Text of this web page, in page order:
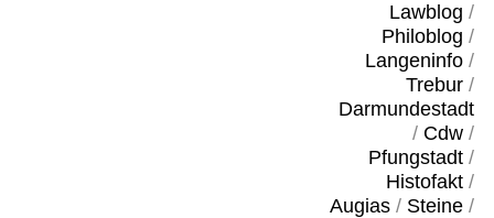
Lawblog /
Philoblog /
Langeninfo/
Trebur/
Darmundestadt
/ Cdw/
Pfungstadt/
Histofakt/
Augias/ Steine/